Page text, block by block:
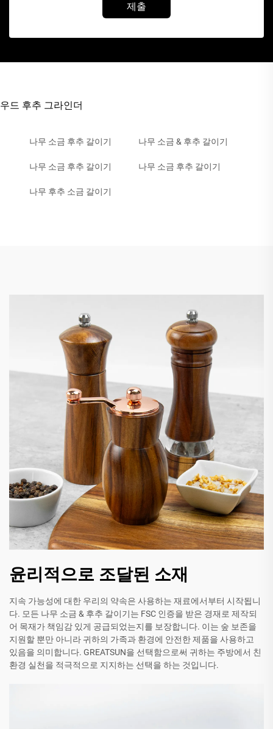
제출
우드 후추 그라인더
나무 소금 후추 갈이기 나무 소금 & 후추 갈이기
나무 소금 후추 갈이기 나무 소금 후추 갈이기
나무 후추 소금 갈이기
윤리적으로 조달된 소재
지속 가능성에 대한 우리의 약속은 사용하는 재료에서부터 시작됩니
다. 모든 나무 소금 & 후추 갈이기는 FSC 인증을 받은 경재로 제작되
어 목재가 책임감 있게 공급되었는지를 보장합니다. 이는 숲 보존을
지원할 뿐만 아니라 귀하의 가족과 환경에 안전한 제품을 사용하고
있음을 의미합니다. GREATSUN을 선택함으로써 귀하는 주방에서 친
환경 실천을 적극적으로 지지하는 선택을 하는 것입니다.